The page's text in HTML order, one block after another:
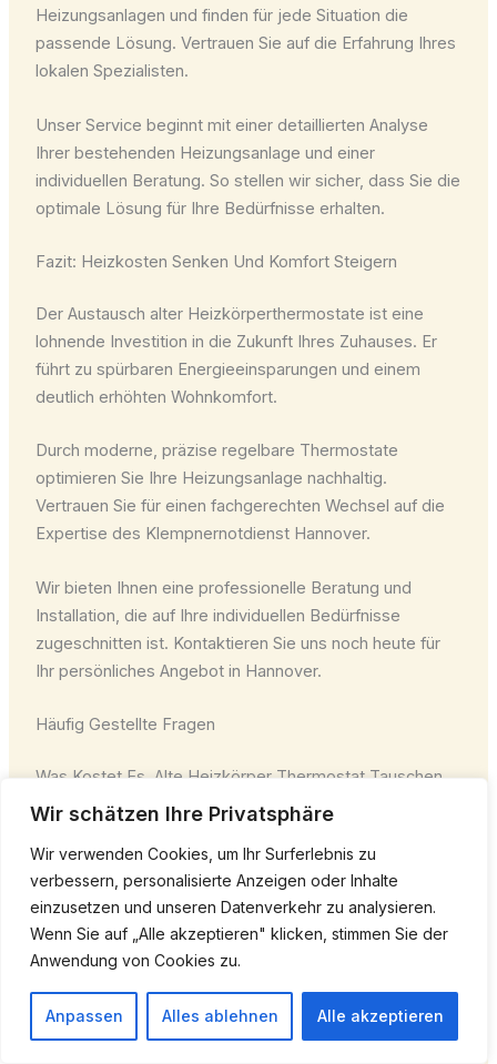
Wir schätzen Ihre Privatsphäre
Wir verwenden Cookies, um Ihr Surferlebnis zu
verbessern, personalisierte Anzeigen oder Inhalte
einzusetzen und unseren Datenverkehr zu analysieren.
Wenn Sie auf „Alle akzeptieren" klicken, stimmen Sie der
Anwendung von Cookies zu.
Anpassen Alles ablehnen Alle akzeptieren
Heizungsanlagen und finden für jede Situation die
passende Lösung. Vertrauen Sie auf die Erfahrung Ihres
lokalen Spezialisten.
Unser Service beginnt mit einer detaillierten Analyse
Ihrer bestehenden Heizungsanlage und einer
individuellen Beratung. So stellen wir sicher, dass Sie die
optimale Lösung für Ihre Bedürfnisse erhalten.
Fazit: Heizkosten Senken Und Komfort Steigern
Der Austausch alter Heizkörperthermostate ist eine
lohnende Investition in die Zukunft Ihres Zuhauses. Er
führt zu spürbaren Energieeinsparungen und einem
deutlich erhöhten Wohnkomfort.
Durch moderne, präzise regelbare Thermostate
optimieren Sie Ihre Heizungsanlage nachhaltig.
Vertrauen Sie für einen fachgerechten Wechsel auf die
Expertise des Klempnernotdienst Hannover.
Wir bieten Ihnen eine professionelle Beratung und
Installation, die auf Ihre individuellen Bedürfnisse
zugeschnitten ist. Kontaktieren Sie uns noch heute für
Ihr persönliches Angebot in Hannover.
Häufig Gestellte Fragen
Was Kostet Es, Alte Heizkörper Thermostat Tauschen
Zu Lassen?
Die Kosten für den Thermostatwechsel in Hannover
beginnen bei ab 58 € pro Stück. Der genaue Preis hängt
vom Thermostattyp, der Anzahl der Heizkörper und
dem Installationsaufwand ab, inklusive Material. Auch bei
der Umsetzung sollte alte heizkörper thermostat
tauschen sauber und professionell berücksichtigt
werden.